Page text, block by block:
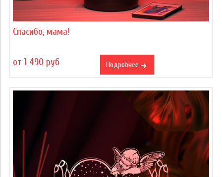
Спасибо, мама!
от 1 490 руб Подробнее